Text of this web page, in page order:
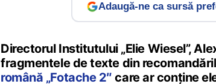
Adaugă-ne ca sursă
Directorul Institutului „Elie Wiesel”,
fragmentele de texte din
română „Fotache 2″ care ar conține